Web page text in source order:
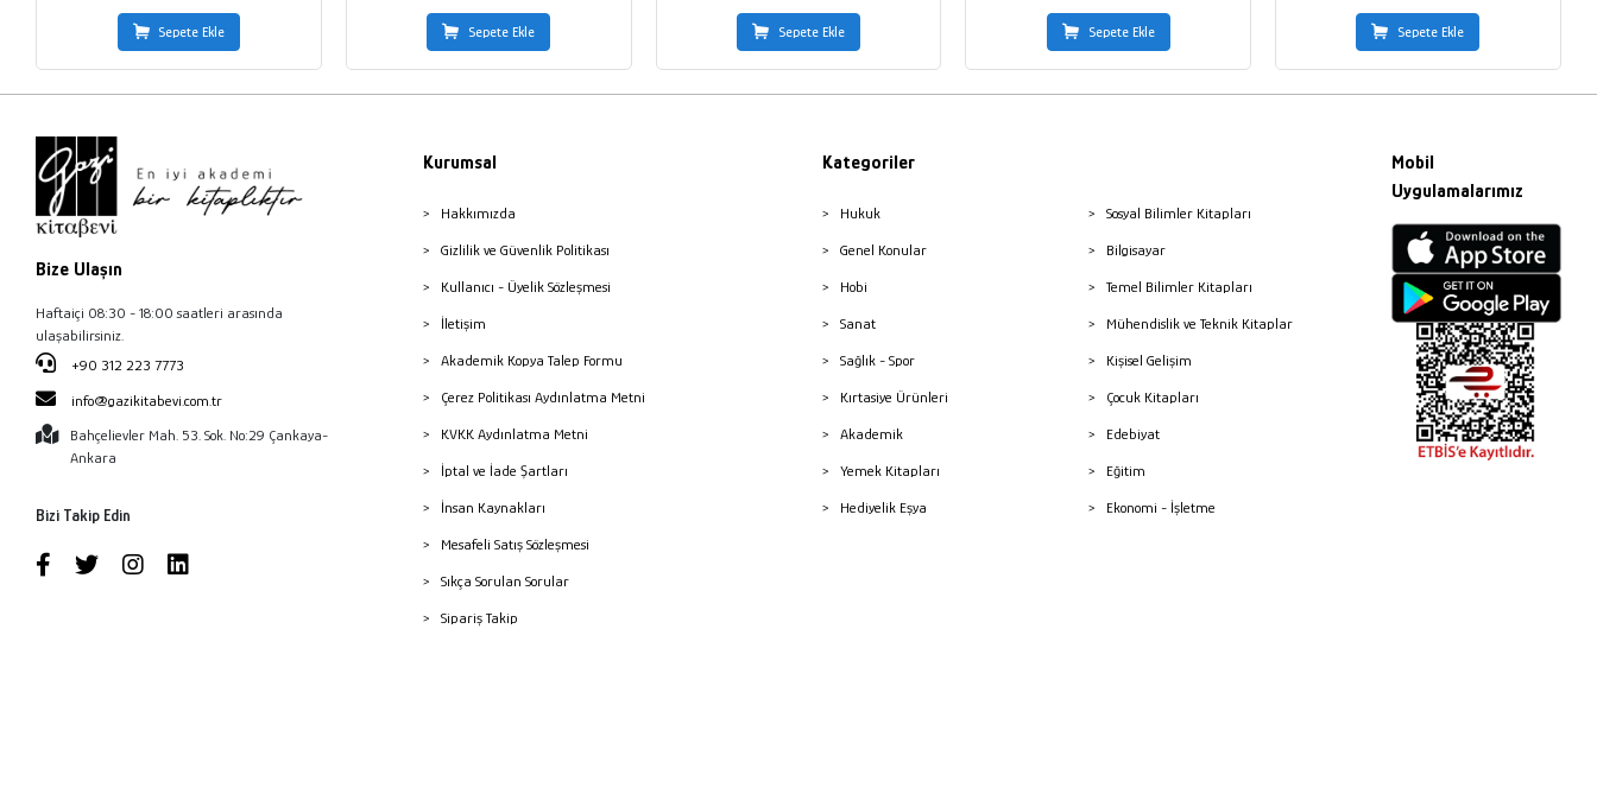
Sepete Ekle Sepete Ekle Sepete Ekle Sepete Ekle Sepete Ekle
Bize Ulaşın
Haftaiçi 08:30 - 18:00 saatleri arasında
ulaşabilirsiniz.
+90 312 223 7773
info@gazikitabevi.com.tr
Bahçelievler Mah. 53. Sok. No:29 Çankaya-
Ankara
Bizi Takip Edin
Kurumsal
Hakkımızda
Gizlilik ve Güvenlik Politikası
Kullanıcı - Üyelik Sözleşmesi
İletişim
Akademik Kopya Talep Formu
Çerez Politikası Aydınlatma Metni
KVKK Aydınlatma Metni
İptal ve İade Şartları
İnsan Kaynakları
Mesafeli Satış Sözleşmesi
Sıkça Sorulan Sorular
Sipariş Takip
Kategoriler
Hukuk
Genel Konular
Hobi
Sanat
Sağlık - Spor
Kırtasiye Ürünleri
Akademik
Yemek Kitapları
Hediyelik Eşya
Sosyal Bilimler Kitapları
Bilgisayar
Temel Bilimler Kitapları
Mühendislik ve Teknik Kitaplar
Kişisel Gelişim
Çocuk Kitapları
Edebiyat
Eğitim
Ekonomi - İşletme
Mobil
Uygulamalarımız